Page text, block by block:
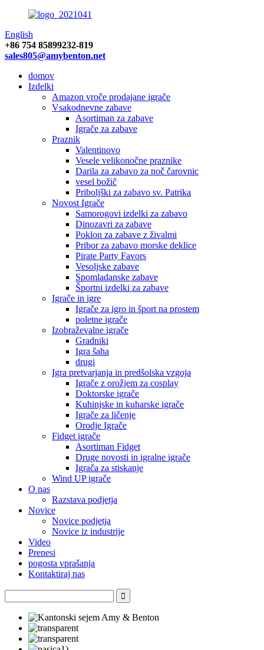
English
+86 754 85899232-819
sales805@amybenton.net
domov
Izdelki
Amazon vroče prodajane igrače
Vsakodnevne zabave
Asortiman za zabave
Igrače za zabave
Praznik
Valentinovo
Vesele velikonočne praznike
Darila za zabavo za noč čarovnic
vesel božič
Priboljški za zabavo sv. Patrika
Novost Igrače
Samorogovi izdelki za zabavo
Dinozavri za zabave
Poklon za zabave z živalmi
Pribor za zabavo morske deklice
Pirate Party Favors
Vesoljske zabave
Spomladanske zabave
Športni izdelki za zabave
Igrače in igre
Igrače za igro in šport na prostem
poletne igrače
Izobraževalne igrače
Gradniki
Igra šaha
drugi
Igra pretvarjanja in predšolska vzgoja
Igrače z orožjem za cosplay
Doktorske igrače
Kuhinjske in kuharske igrače
Igrače za ličenje
Orodje Igrače
Fidget igrače
Asortiman Fidget
Druge novosti in igralne igrače
Igrača za stiskanje
Wind UP igrače
O nas
Razstava podjetja
Novice
Novice podjetja
Novice iz industrije
Video
Prenesi
pogosta vprašanja
Kontaktiraj nas